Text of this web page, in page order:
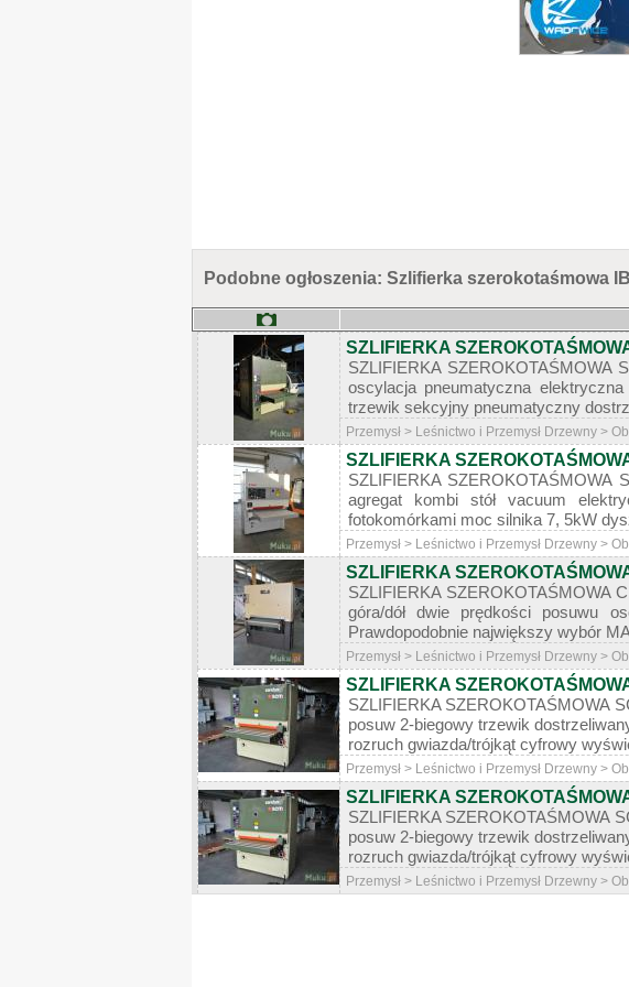
Podobne ogłoszenia: Szlifierka szerokotaśmowa
SZLIFIERKA
SZLIFIERKA SZEROKOTAŚMOWA
oscylacja pneumatyczna
trzewik sekcyjny pneumatyczny
Przemysł > Leśnictwo i Przemysł Drzewny >
SZLIFIERKA
SZLIFIERKA SZEROKOTAŚMOWA
agregat kombi stół vacuum
fotokomórkami moc silnika 7, 5kW
Przemysł > Leśnictwo i Przemysł Drzewny >
SZLIFIERKA
SZLIFIERKA SZEROKOTAŚMOWA
góra/dół dwie prędkości posuwu
Prawdopodobnie największy wybór
Przemysł > Leśnictwo i Przemysł Drzewny >
SZLIFIERKA
SZLIFIERKA SZEROKOTAŚMOWA
posuw 2-biegowy trzewik
rozruch gwiazda/trójkąt cyfrowy
Przemysł > Leśnictwo i Przemysł Drzewny >
SZLIFIERKA
SZLIFIERKA SZEROKOTAŚMOWA
posuw 2-biegowy trzewik
rozruch gwiazda/trójkąt cyfrowy
Przemysł > Leśnictwo i Przemysł Drzewny >